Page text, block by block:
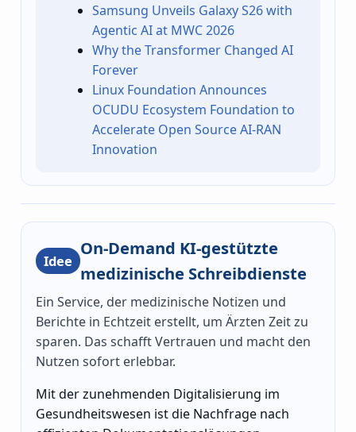
Samsung Unveils Galaxy S26 with
Agentic AI at MWC 2026
Why the Transformer Changed AI
Forever
Linux Foundation Announces
OCUDU Ecosystem Foundation to
Accelerate Open Source AI-RAN
Innovation
Idee
On-Demand KI-gestützte
medizinische Schreibdienste
Ein Service, der medizinische Notizen und
Berichte in Echtzeit erstellt, um Ärzten Zeit zu
sparen. Das schafft Vertrauen und macht den
Nutzen sofort erlebbar.
Mit der zunehmenden Digitalisierung im
Gesundheitswesen ist die Nachfrage nach